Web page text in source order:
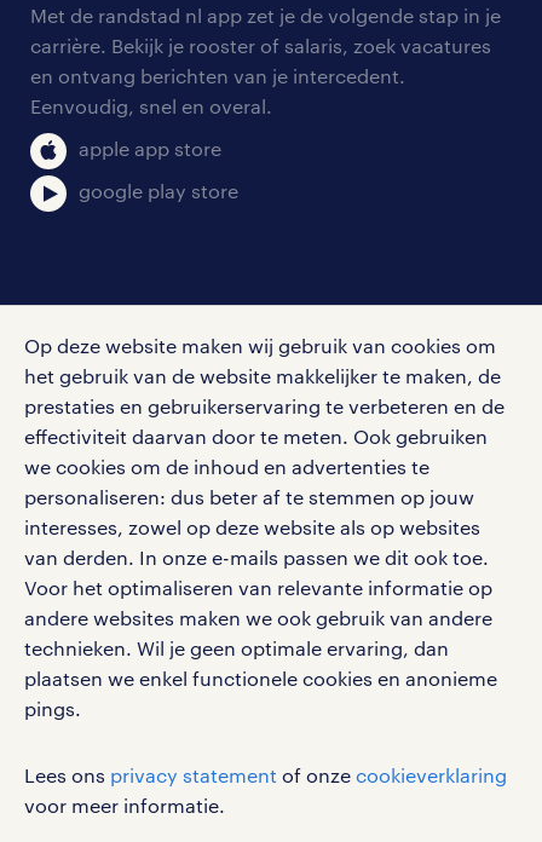
Op deze website maken wij gebruik van cookies om
het gebruik van de website makkelijker te maken, de
prestaties en gebruikerservaring te verbeteren en de
effectiviteit daarvan door te meten. Ook gebruiken
we cookies om de inhoud en advertenties te
personaliseren: dus beter af te stemmen op jouw
interesses, zowel op deze website als op websites
van derden. In onze e-mails passen we dit ook toe.
Voor het optimaliseren van relevante informatie op
andere websites maken we ook gebruik van andere
technieken. Wil je geen optimale ervaring, dan
plaatsen we enkel functionele cookies en anonieme
pings.
Lees ons privacy statement of onze cookieverklaring
voor meer informatie.
personeel gezocht
aanmelden nieuwsbrief
blogs en artikelen
salarischecker
bruto-netto calculator
onze vestigingen
pers
klachten en misstanden
Met de randstad nl app zet je de volgende stap in je
carrière. Bekijk je rooster of salaris, zoek vacatures
en ontvang berichten van je intercedent.
Eenvoudig, snel en overal.
apple app store
google play store
Volg ons voor de leukste content omtrent
vacatures, solliciteren en inspiratie.
werken bij randstad
gebruikersvoorwaarden
privacystatement
cookies
disclaimer
sitemap
RANDSTAD, HUMAN FORWARD en SHAPING THE
WORLD OF WORK zijn geregistreerde